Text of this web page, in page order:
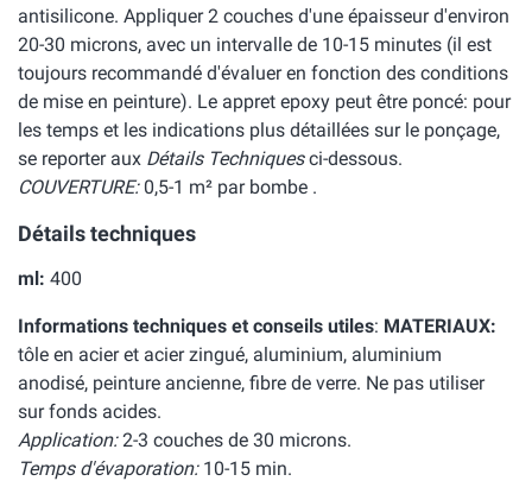
antisilicone. Appliquer 2 couches d'une épaisseur d'environ
20-30 microns, avec un intervalle de 10-15 minutes (il est
toujours recommandé d'évaluer en fonction des conditions
de mise en peinture). Le appret epoxy peut être poncé: pour
les temps et les indications plus détaillées sur le ponçage,
se reporter aux Détails Techniquesci-dessous.
COUVERTURE:0,5-1 m² par bombe .
Détails techniques
ml: 400
Informations techniques et conseils utiles: MATERIAUX:
tôle en acier et acier zingué, aluminium, aluminium
anodisé, peinture ancienne, fibre de verre. Ne pas utiliser
sur fonds acides.
Application:2-3 couches de 30 microns.
Temps d'évaporation:10-15 min.